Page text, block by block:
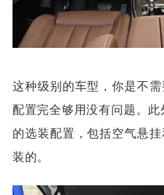
这种级别的车型，你是不需
配置完全够用没有问题。此